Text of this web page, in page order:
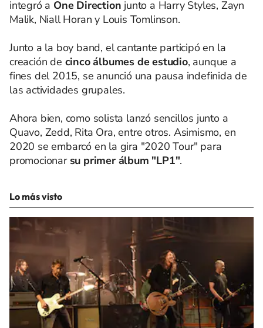
integró a One Direction junto a Harry Styles, Zayn
Malik, Niall Horan y Louis Tomlinson.
Junto a la boy band, el cantante participó en la
creación de cinco álbumes de estudio, aunque a
fines del 2015, se anunció una pausa indefinida de
las actividades grupales.
Ahora bien, como solista lanzó sencillos junto a
Quavo, Zedd, Rita Ora, entre otros. Asimismo, en
2020 se embarcó en la gira "2020 Tour" para
promocionar su primer álbum "LP1".
Lo más visto